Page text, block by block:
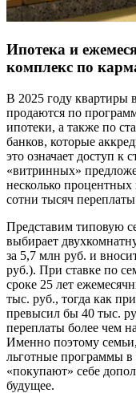
Ипотека и
комплекс по
В 2025 году квартиры
продаются по
ипотеки, а также по
банков, которые
это означает доступ к
«витринных»
несколько процентных
сотни тысяч
Представим типовую
выбирает
за 5,7 млн руб. и
руб.). При ставке по
сроке 25 лет
тыс. руб., тогда как
превысил бы 40 тыс.
переплаты более чем
Именно поэтому
льготные программы в
«покупают» себе
будущее.